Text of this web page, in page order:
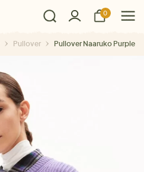
0
Pullover Pullover Naaruko Purple